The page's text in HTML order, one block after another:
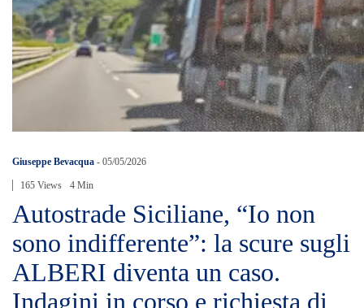
Giuseppe Bevacqua - 05/05/2026
165 Views 4 Min
Autostrade Siciliane, “Io non
sono indifferente”: la scure sugli
ALBERI diventa un caso.
Indagini in corso e richiesta di